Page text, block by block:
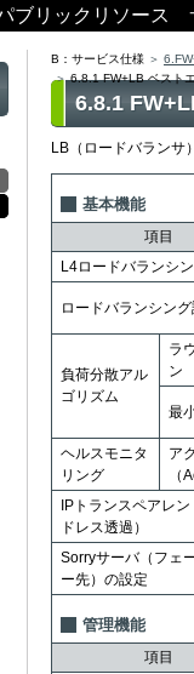
ブリックリソース
B：サービス仕様
6.8.1 FW+LB ベスト
6.8.1
LB（ロードバランサ
基本機能
項目
L4ロードバランシ
ロードバランシン
負荷分散アル
ゴリズム
ラ
ン
最
ヘルスモニタ
リング
ア
（
IPトランスペアレ
ドレス透過）
Sorryサーバ（フェ
ー先）の設定
管理機能
項目